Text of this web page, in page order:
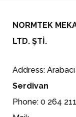
NORMTEK
LTD. ŞTİ.
Address:
Serdivan
Phone: 0 264